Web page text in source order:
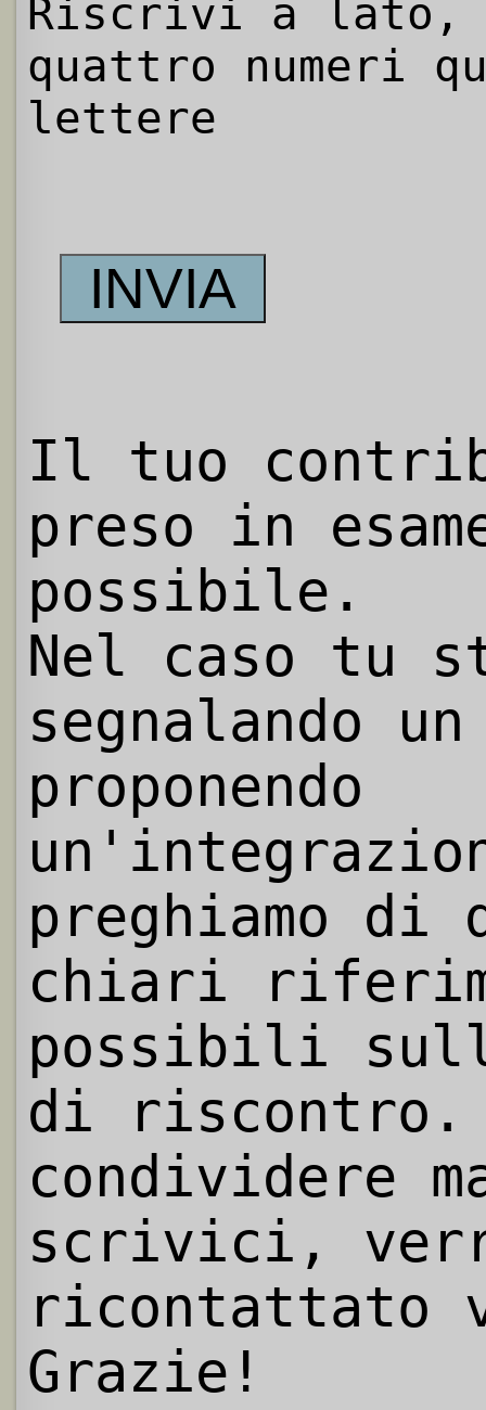
Riscrivi a
quattro numeri
lettere
Il tuo
preso in
possibile.
Nel caso tu
segnalando
proponendo
preghiamo
chiari
possibili
di riscontro.
condividere
scrivici,
ricontattato
Grazie!